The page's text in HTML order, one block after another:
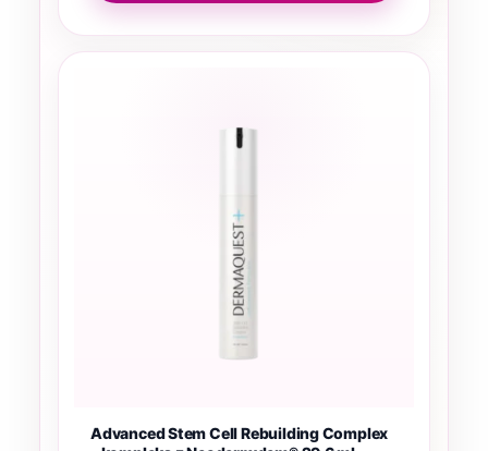
Advanced Stem Cell Rebuilding Complex